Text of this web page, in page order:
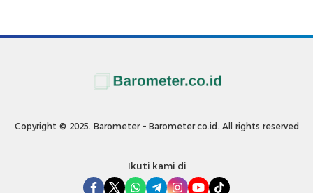
Copyright © 2025. Barometer – Barometer.co.id. All rights reserved
Ikuti kami di